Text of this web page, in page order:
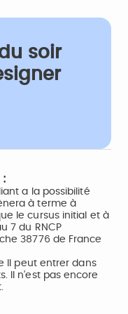
soir
a la possibilité
à terme à
le cursus initial et à
7 du RNCP
38776 de France
Il peut entrer dans
Il n’est pas encore